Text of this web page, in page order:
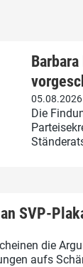
05.08.2026
Die
SVP-
die
aufs